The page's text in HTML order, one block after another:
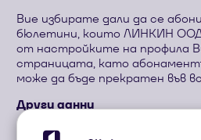
Вие избирате дали да се
бюлетини, които ЛИНКИН ООД
от настройките на профила
страницата, като
може да бъде прекратен във
Други данни
Бисквитки